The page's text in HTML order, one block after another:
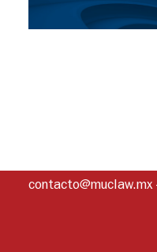
contacto@muclaw.mx